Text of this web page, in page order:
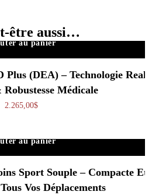
être aussi…
au panier
(DEA) – Technologie Real
Médicale
2.265,00$
au panier
Sport Souple – Compacte Et
Vos Déplacements